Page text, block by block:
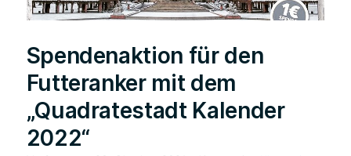
Spendenaktion für den
Futteranker mit dem
„Quadratestadt Kalender
2022“